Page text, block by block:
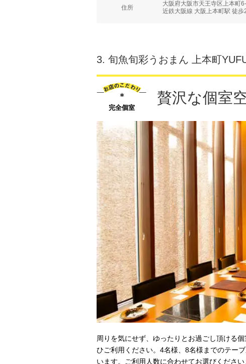
住所
大阪府大阪市天王寺区上本
近鉄大阪線 大阪上本町駅 徒歩
3. 旬魚旬彩うおまん 上本町
完全個室
贅沢な個室
周りを気にせず、ゆったりとお過ごし頂ける
ひご利用ください。4名様、8名様までのテー
います。ご利用人数に合わせてお選びください